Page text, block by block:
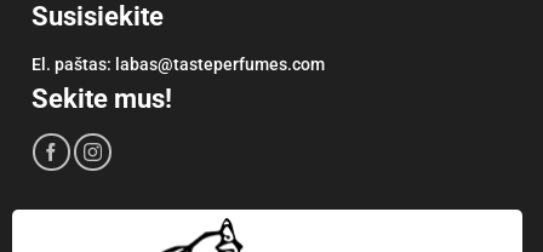
Susisiekite
El. paštas: labas@tasteperfumes.com
Sekite mus!